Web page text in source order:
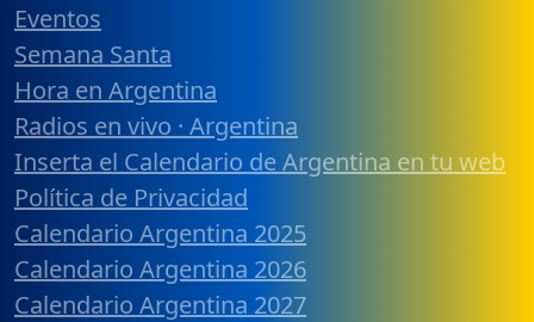
Eventos
Semana Santa
Hora en Argentina
Radios en vivo · Argentina
Inserta el Calendario de Argentina en tu web
Política de Privacidad
Calendario Argentina 2025
Calendario Argentina 2026
Calendario Argentina 2027